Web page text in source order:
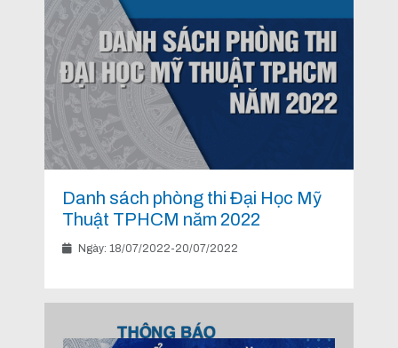
Danh sách phòng thi Đại Học Mỹ
Thuật TPHCM năm 2022
Ngày: 18/07/2022-20/07/2022